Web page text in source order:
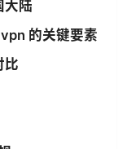
大陆
的关键要素
比